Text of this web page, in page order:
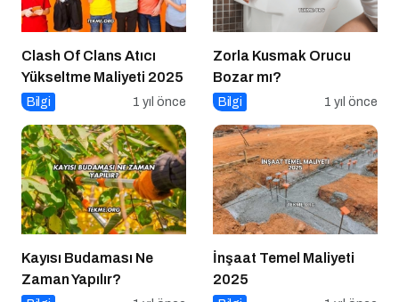
Clash Of Clans Atıcı
Yükseltme Maliyeti 2025
Bilgi 1 yıl önce
Zorla Kusmak Orucu
Bozar mı?
Bilgi 1 yıl önce
Kayısı Budaması Ne
Zaman Yapılır?
İnşaat Temel Maliyeti
2025